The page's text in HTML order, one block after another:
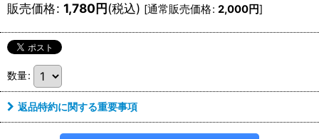
販売価格: 1,780円(税込) [通常販売価格: 2,000円]
数量:
返品特約に関する重要事項